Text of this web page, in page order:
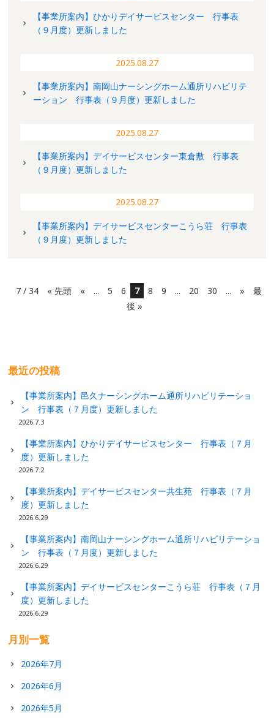
【事業所案内】ひかりデイサービスセンター 行事表
（９月度）更新しました
2025.08.27
【事業所案内】南岡山ナーシングホーム通所リハビリテ
ーション 行事表（９月度）更新しました
2025.08.27
【事業所案内】デイサービスセンター東倉敷 行事表
（９月度）更新しました
2025.08.27
【事業所案内】デイサービスセンターこうら荘 行事表
（９月度）更新しました
7 / 34 « 先頭 « ... 5 6 7 8 9 ... 20 30 ... »
最
後 »
最近の投稿
【事業所案内】邑久ナーシングホーム通所リハビリテーショ
ン 行事表（７月度）更新しました
2026.7.3
【事業所案内】ひかりデイサービスセンター 行事表（７月
度）更新しました
2026.7.2
【事業所案内】デイサービスセンター共生苑 行事表（７月
度）更新しました
2026.6.29
【事業所案内】南岡山ナーシングホーム通所リハビリテーショ
ン 行事表（７月度）更新しました
2026.6.29
【事業所案内】デイサービスセンターこうら荘 行事表（７月
度）更新しました
2026.6.29
月別一覧
2026年7月
2026年6月
2026年5月